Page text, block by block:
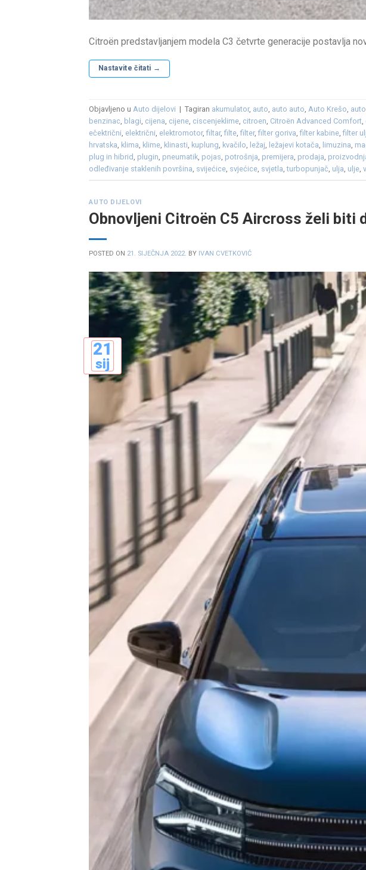
Citroën predstavljanjem modela C3 četvrte generacije postavlja
Nastavite čitati →
Objavljeno uAuto dijelovi | Tagiran akumulator, auto, auto auto,Auto Krešo,
benzinac, blagi, cijena, cijene, ciscenjeklime, citroen, Citroën Advanced Comfort,
ečektrični, električni, elektromotor,filtar,filte,filter,filter goriva,filter kabine,filter
hrvatska, klima, klime, klinasti, kuplung, kvačilo, ležaj, ležajevi kotača, limuzina,
plug in hibrid, plugin, pneumatik, pojas, potrošnja, premijera, prodaja,
odleđivanje staklenih površina, svijećice, svjećice, svjetla,turbopunjač, ulja, ulje,
AUTO DIJELOVI
Obnovljeni Citroën C5 Aircross želi biti
POSTED ON 21. SIJEČNJA 2022. BY IVAN CVETKOVIĆ
21
sij